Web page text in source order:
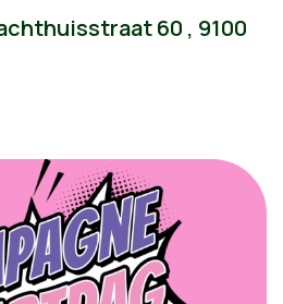
60 , 9100